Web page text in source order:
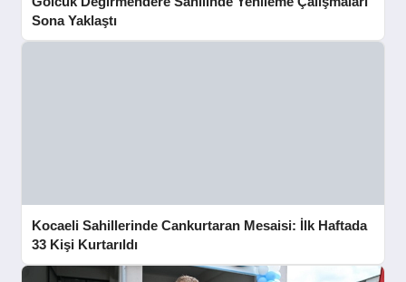
Sona Yaklaştı
Kocaeli Sahillerinde Cankurtaran Mesaisi: İlk Haftada
33 Kişi Kurtarıldı